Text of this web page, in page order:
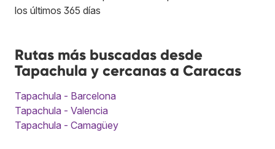
los últimos 365 días
Rutas más buscadas desde
Tapachula y cercanas a Caracas
Tapachula - Barcelona
Tapachula - Valencia
Tapachula - Camagüey